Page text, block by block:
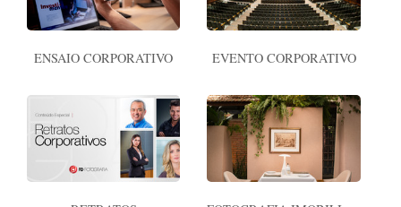
ENSAIO CORPORATIVO EVENTO CORPORATIVO